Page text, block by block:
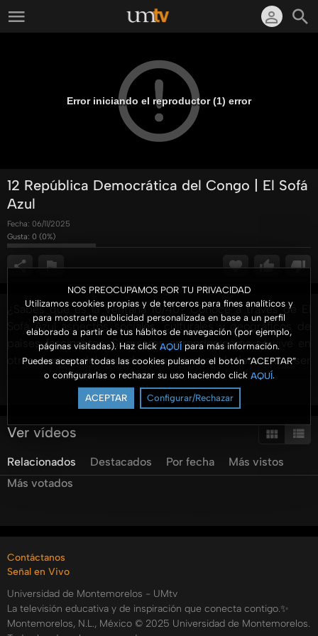
NOS PREOCUPAMOS POR TU PRIVACIDAD
Utilizamos cookies propias y de terceros para fines analíticos y
para mostrarte publicidad personalizada en base a un perfil
elaborado a partir de tus hábitos de navegación (por ejemplo,
páginas visitadas). Haz click AQUÍ para más información.
Puedes aceptar todas las cookies pulsando el botón “ACEPTAR”
o configurarlas o rechazar su uso haciendo click AQUÍ.
ACEPTAR Configurar/Rechazar
Error iniciando el reproductor (1) error
12 República Democrática del Congo | El Sofá
Azul
Fecha: 06/11/2025
Gusta: 0 (0%)
¿Sabes qué es la Ventana 10/40? Conoce a través de El
Sofá Azul aspectos sociales, culturales y geográficos de
países fascinantes. Si quieres aprender cómo se vive en
otras partes del mundo o si tienes el deseo de ser
misionero en lugares llenos de desafíos y oportunidades,
este es un programa adecuado para ti.
Tags:
umtv el sofa azul el sofá azul ventana 10/40 10/40
congo republica democratica del congo jhader
marin
abril
Ver más
Ver vídeos
Relacionados Destacados Por fecha
Más vistos
Más votados
Contáctanos
Señal en Vivo
Universidad de Montemorelos - UMtv
La televisión educativa y de inspiración que conecta contigo.✨
Montemorelos, N.L., México © 2025 Universidad de Montemorelos.